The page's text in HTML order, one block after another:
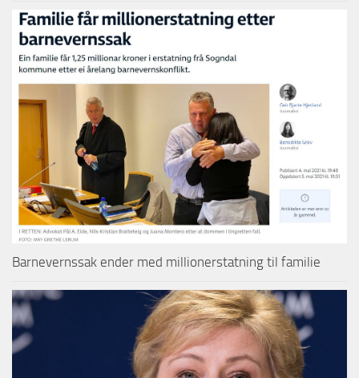
Barnevernssak ender med millionerstatning til familie